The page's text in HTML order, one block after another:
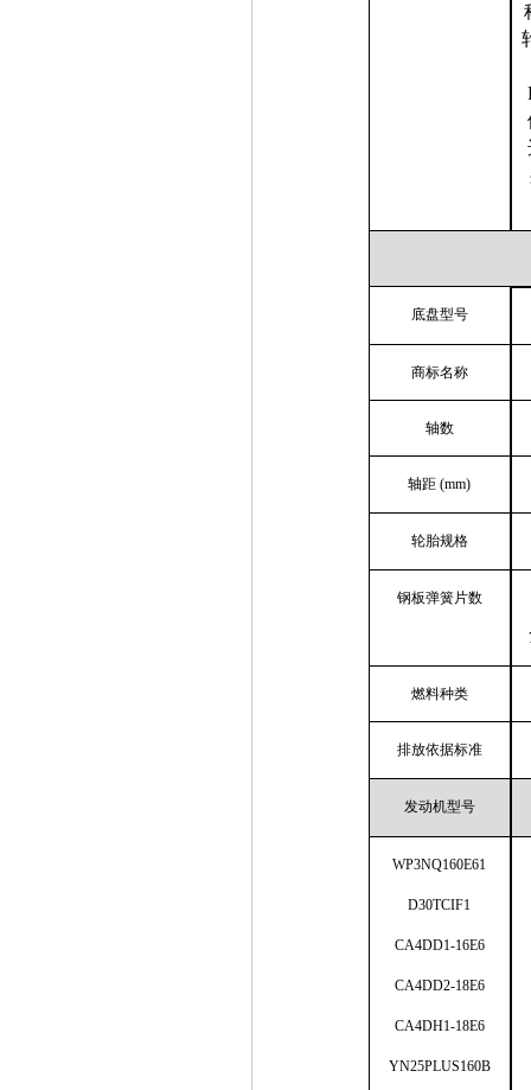
底盘型号
商标名称
轴数
轴距 (mm)
轮胎规格
钢板弹簧片数
燃料种类
排放依据标准
发动机型号
WP3NQ160E61
D30TCIF1
CA4DD1-16E6
CA4DD2-18E6
CA4DH1-18E6
YN25PLUS160B